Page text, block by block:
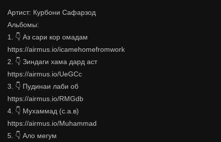
Артист: Курбони Сафарзод
Альбомы:
1. 👇 Аз сари кор омадам
https://airmus.io/icamehomefromwork
2. 👇 Зиндаги хама дард аст
https://airmus.io/UeGCc
3. 👇 Пудинаи лаби об
https://airmus.io/RMGdb
4. 👇 Мухаммад (с.а.в)
https://airmus.io/Muhammad
5. 👇 Ало мегум